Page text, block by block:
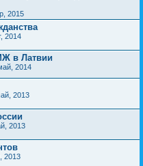
2015
2014
в Латвии
2014
2013
2013
2013